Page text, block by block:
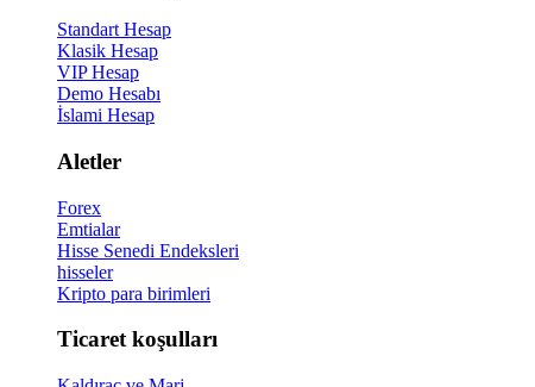
Standart Hesap
Klasik Hesap
VIP Hesap
Demo Hesabı
İslami Hesap
Aletler
Forex
Emtialar
Hisse Senedi Endeksleri
hisseler
Kripto para birimleri
Ticaret koşulları